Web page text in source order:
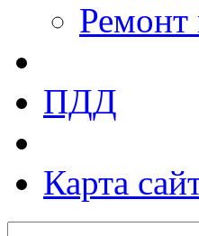
ПДД
Карта